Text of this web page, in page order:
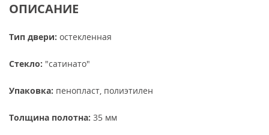
ОПИСАНИЕ
Тип двери: остекленная
Стекло: "сатинато"
Упаковка: пенопласт, полиэтилен
Толщина полотна: 35 мм